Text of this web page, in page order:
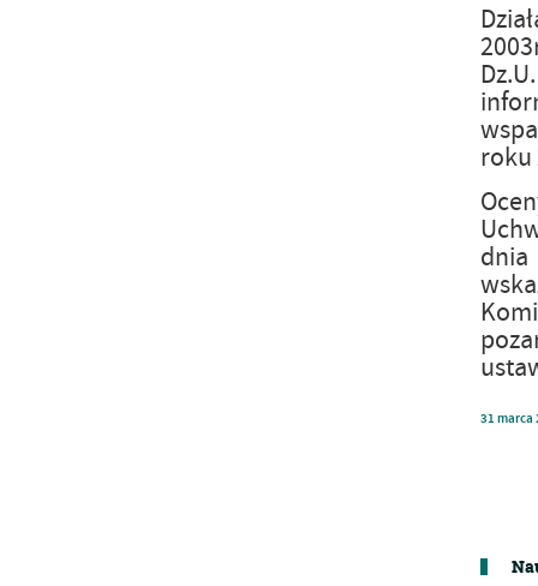
roku
dnia
31 marca